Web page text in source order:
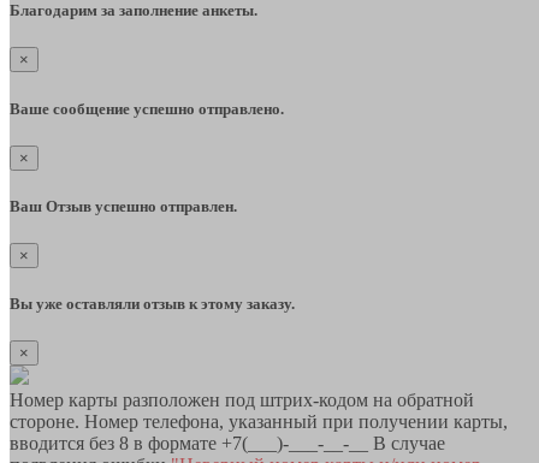
Благодарим за заполнение анкеты.
×
Ваше сообщение успешно отправлено.
×
Ваш Отзыв успешно отправлен.
×
Вы уже оставляли отзыв к этому заказу.
×
Номер карты разположен под штрих-кодом на обратной
стороне. Номер телефона, указанный при получении карты,
вводится без 8 в формате +7(___)-___-__-__ В случае